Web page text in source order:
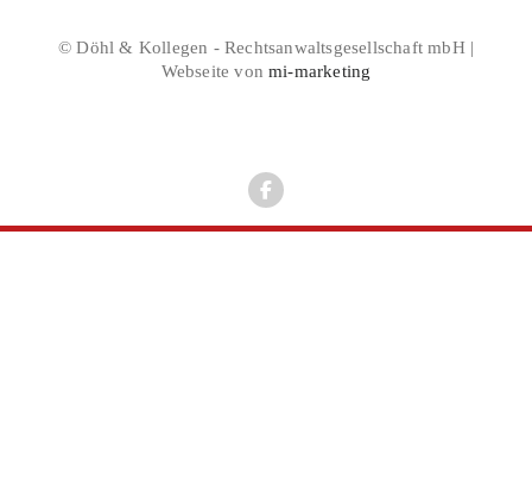
© Döhl & Kollegen - Rechtsanwaltsgesellschaft mbH |
Webseite vonmi-marketing